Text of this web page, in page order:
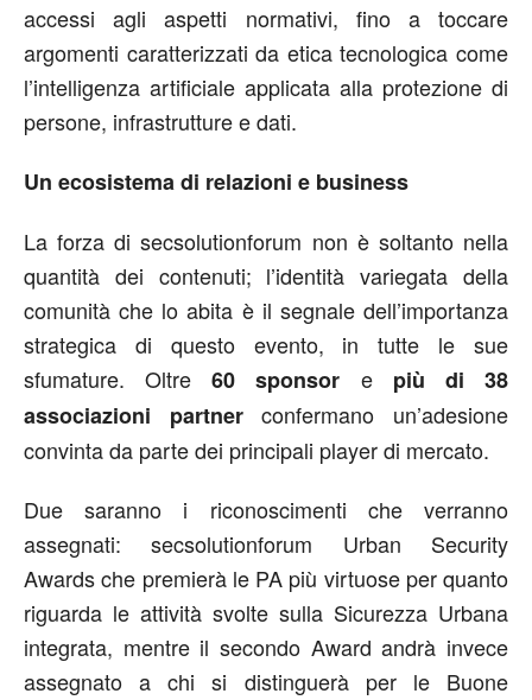
accessi agli aspetti normativi, fino a toccare
argomenti caratterizzati da etica tecnologica come
l’intelligenza artificiale applicata alla protezione di
persone, infrastrutture e dati.
Un ecosistema di relazioni e business
La forza di secsolutionforum non è soltanto nella
quantità dei contenuti; l’identità variegata della
comunità che lo abita è il segnale dell’importanza
strategica di questo evento, in tutte le sue
sfumature. Oltre60 sponsor e più di 38
associazioni partnerconfermano un’adesione
convinta da parte dei principali player di mercato.
Due saranno i riconoscimenti che verranno
assegnati: secsolutionforum Urban Security
Awards che premierà le PA più virtuose per quanto
riguarda le attività svolte sulla Sicurezza Urbana
integrata, mentre il secondo Award andrà invece
assegnato a chi si distinguerà per le Buone